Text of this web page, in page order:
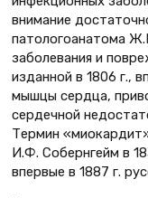
внимание
патологоанатома
заболевания и
изданной в 1806 г.,
мышцы сердца,
сердечной
Термин
И.Ф. Собернгейм в
впервые в 1887 г.